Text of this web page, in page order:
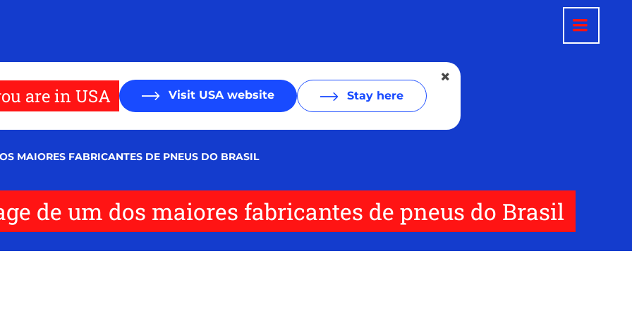
are in USA Visit USA website Stay here
MAIORES FABRICANTES DE PNEUS DO BRASIL
de um dos maiores fabricantes de pneus do Brasil